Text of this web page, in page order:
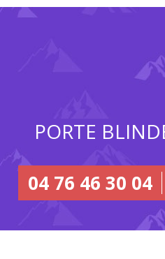
PORTE
04 76 46 30 04